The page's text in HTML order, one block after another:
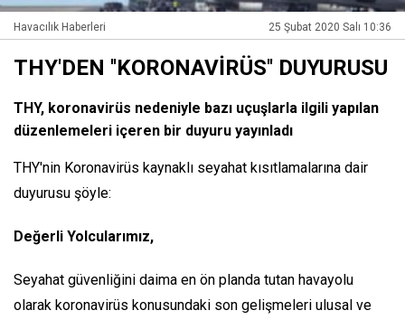
Havacılık Haberleri 25 Şubat 2020 Salı 10:36
THY'DEN ''KORONAVİRÜS'' DUYURUSU
THY, koronavirüs nedeniyle bazı uçuşlarla ilgili yapılan
düzenlemeleri içeren bir duyuru yayınladı
THY'nin Koronavirüs kaynaklı seyahat kısıtlamalarına dair
duyurusu şöyle:
Değerli Yolcularımız,
Seyahat güvenliğini daima en ön planda tutan havayolu
olarak koronavirüs konusundaki son gelişmeleri ulusal ve